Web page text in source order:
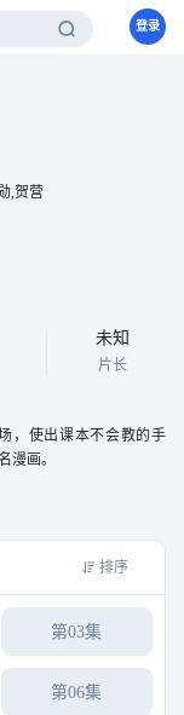
登录
,贺营
未知
片长
，使出课本不会教的手
画。
排序
第03集
第06集